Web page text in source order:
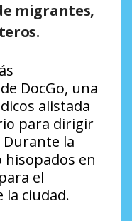
migrantes,
DocGo, una
alistada
para dirigir
Durante la
hisopados en
el
la ciudad.